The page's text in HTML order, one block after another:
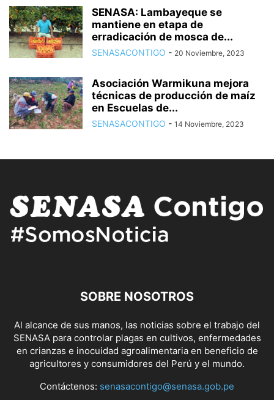
SENASA: Lambayeque se
mantiene en etapa de
erradicación de mosca de...
SENASACONTIGO - 20 Noviembre, 2023
Asociación Warmikuna mejora
técnicas de producción de maíz
en Escuelas de...
SENASACONTIGO - 14 Noviembre, 2023
SOBRE NOSOTROS
Al alcance de sus manos, las noticias sobre el trabajo del
SENASA para controlar plagas en cultivos, enfermedades
en crianzas e inocuidad agroalimentaria en beneficio de
agricultores y consumidores del Perú y el mundo.
Contáctenos: senasacontigo@senasa.gob.pe